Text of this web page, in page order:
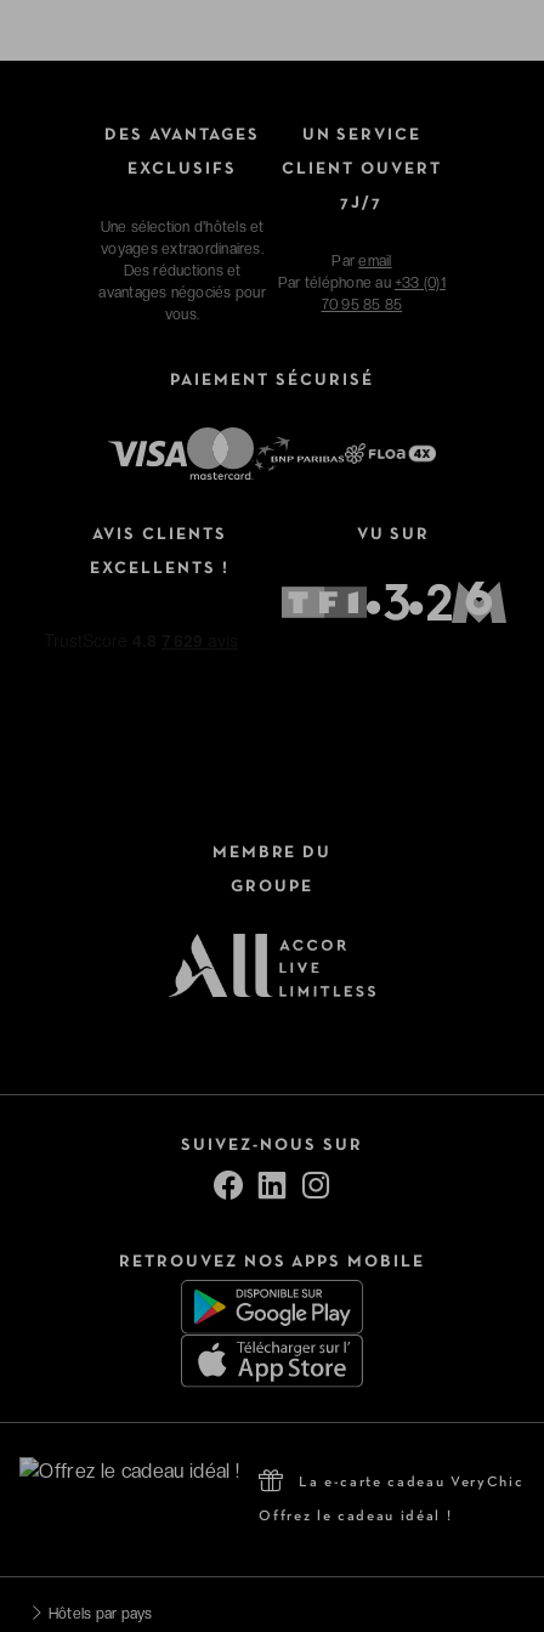
DES AVANTAGES
EXCLUSIFS
Une sélection d'hôtels et
voyages extraordinaires.
Des réductions et
avantages négociés pour
vous.
UN SERVICE
CLIENT OUVERT
7J/7
Paremail
Par téléphone au +33 (0)1
70 95 85 85
PAIEMENT SÉCURISÉ
AVIS CLIENTS
EXCELLENTS !
VU SUR
MEMBRE DU
GROUPE
SUIVEZ-NOUS SUR
RETROUVEZ NOS APPS MOBILE
La e-carte cadeau VeryChic
Offrez le cadeau idéal !
Hôtels par pays